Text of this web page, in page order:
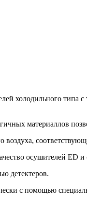
холодильного типа
материаллов
осушителей ED
детектеров.
с помощью